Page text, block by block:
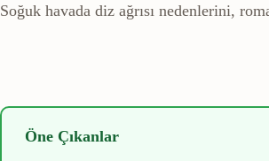
Soğuk havada diz ağrısı nedenlerini,
Öne Çıkanlar